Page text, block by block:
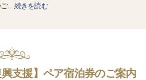
…続きを読む
支援】ペア宿泊券のご案内